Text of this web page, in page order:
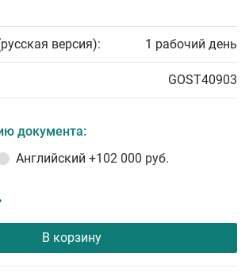
версия): 1 рабочий день
GOST40903
документа:
Английский +102 000 руб.
В корзину